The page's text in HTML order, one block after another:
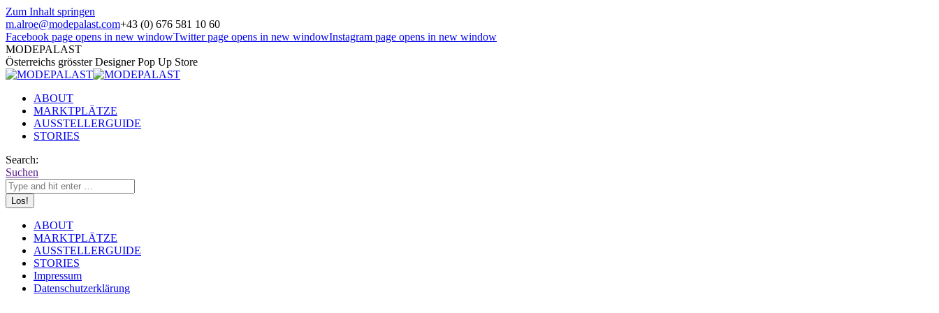
Zum Inhalt springen
m.alroe@modepalast.com+43 (0) 676 581 10 60
Facebook page opens in new windowTwitter page opens in new windowInstagram page opens in new window
MODEPALAST
Österreichs grösster Designer Pop Up Store
ABOUT
MARKTPLÄTZE
AUSSTELLERGUIDE
STORIES
Search:
Suchen
ABOUT
MARKTPLÄTZE
AUSSTELLERGUIDE
STORIES
Impressum
Datenschutzerklärung